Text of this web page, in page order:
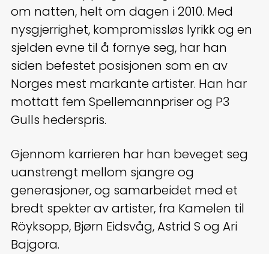
om natten, helt om dagen i 2010. Med
nysgjerrighet, kompromissløs lyrikk og en
sjelden evne til å fornye seg, har han
siden befestet posisjonen som en av
Norges mest markante artister. Han har
mottatt fem Spellemannpriser og P3
Gulls hederspris.
Gjennom karrieren har han beveget seg
uanstrengt mellom sjangre og
generasjoner, og samarbeidet med et
bredt spekter av artister, fra Kamelen til
Röyksopp, Bjørn Eidsvåg, Astrid S og Ari
Bajgora.